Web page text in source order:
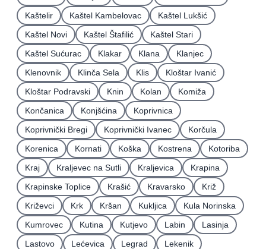
Kaštelir
Kaštel Kambelovac
Kaštel Lukšić
Kaštel Novi
Kaštel Štafilić
Kaštel Stari
Kaštel Sućurac
Klakar Klana
Klanjec
Klenovnik
Klinča Sela Klis
Kloštar Ivanić
Kloštar Podravski
Knin Kolan
Komiža
Končanica
Konjšćina
Koprivnica
Koprivnički Bregi
Koprivnički Ivanec
Korčula
Korenica
Kornati Koška Kostrena
Kotoriba
Kraj
Kraljevec na Sutli Kraljevica
Krapina
Krapinske Toplice
Krašić Kravarsko
Križ
Križevci
Krk Kršan Kukljica
Kula Norinska
Kumrovec
Kutina Kutjevo Labin
Lasinja
Lastovo
Lećevica Legrad
Lekenik